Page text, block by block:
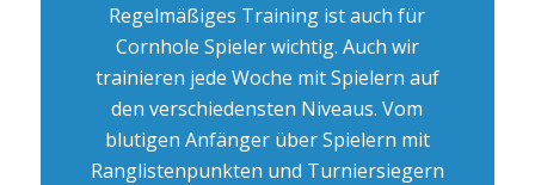
Regelmäßiges Training ist auch für
Cornhole Spieler wichtig. Auch wir
trainieren jede Woche mit Spielern auf
den verschiedensten Niveaus. Vom
blutigen Anfänger über Spielern mit
Ranglistenpunkten und Turniersiegern